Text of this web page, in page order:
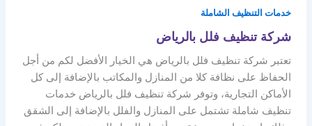
خدمات التنظيف الشاملة
شركة تنظيف فلل بالرياض
تعتبر شركة تنظيف فلل بالرياض هي الخيار الأفضل لكم من أجل
الحفاظ على نظافة كلا من المنازل والمكاتب بالإضافة إلى كل
الأماكن التجارية، وتوفر شركة تنظيف فلل بالرياض خدمات
تنظيف شاملة تشتمل على المنازل والفلل بالإضافة إلى الشقق